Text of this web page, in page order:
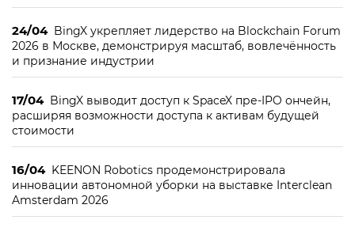
24/04 BingX укрепляет лидерство на Blockchain Forum
2026 в Москве, демонстрируя масштаб, вовлечённость
и признание индустрии
17/04 BingX выводит доступ к SpaceX пре-IPO ончейн,
расширяя возможности доступа к активам будущей
стоимости
16/04 KEENON Robotics продемонстрировала
инновации автономной уборки на выставке Interclean
Amsterdam 2026